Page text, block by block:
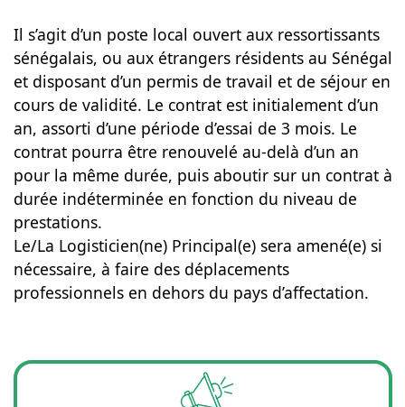
Il s’agit d’un poste local ouvert aux ressortissants
sénégalais, ou aux étrangers résidents au Sénégal
et disposant d’un permis de travail et de séjour en
cours de validité. Le contrat est initialement d’un
an, assorti d’une période d’essai de 3 mois. Le
contrat pourra être renouvelé au-delà d’un an
pour la même durée, puis aboutir sur un contrat à
durée indéterminée en fonction du niveau de
prestations.
Le/La Logisticien(ne) Principal(e) sera amené(e) si
nécessaire, à faire des déplacements
professionnels en dehors du pays d’affectation.